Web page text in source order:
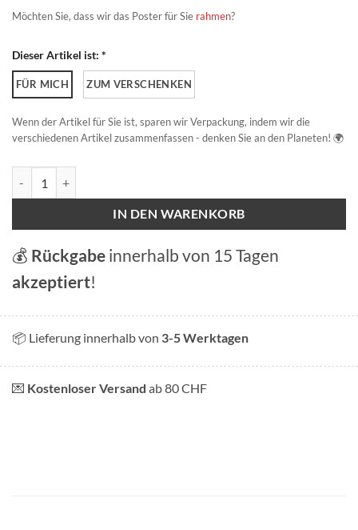
Möchten Sie, dass wir das Poster für Sie rahmen?
Dieser Artikel ist: *
FÜR MICH ZUM VERSCHENKEN
Wenn der Artikel für Sie ist, sparen wir Verpackung, indem wir die
verschiedenen Artikel zusammenfassen - denken Sie an den Planeten! 🌍
IN DEN WARENKORB
💰 Rückgabe innerhalb von 15 Tagen
akzeptiert!
📦 Lieferung innerhalb von 3-5 Werktagen
💌 Kostenloser Versand ab 80 CHF